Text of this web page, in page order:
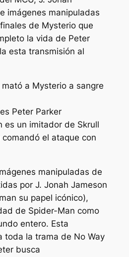
imágenes manipuladas
de Mysterio que
la vida de Peter
esta transmisión al
a Mysterio a sangre
Peter Parker
es un imitador de Skrull
el ataque con
manipuladas de
por J. Jonah Jameson
su papel icónico),
de Spider-Man como
entero. Esta
toda la trama de No Way
busca